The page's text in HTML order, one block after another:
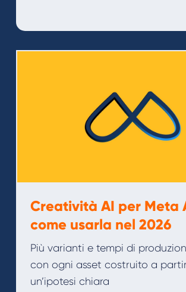
Creatività AI per Meta
come usarla nel 2026
Più varianti e tempi di
con ogni asset costruito a
un’ipotesi chiara